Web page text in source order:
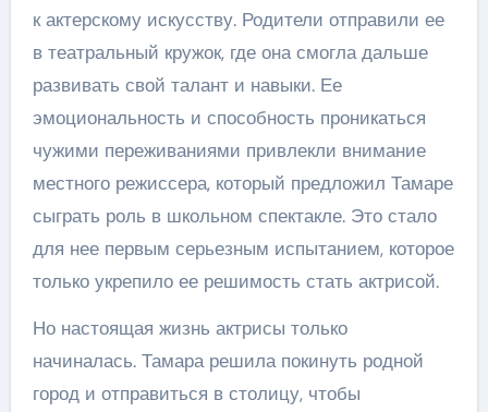
к актерскому искусству. Родители отправили ее
в театральный кружок, где она смогла дальше
развивать свой талант и навыки. Ее
эмоциональность и способность проникаться
чужими переживаниями привлекли внимание
местного режиссера, который предложил Тамаре
сыграть роль в школьном спектакле. Это стало
для нее первым серьезным испытанием, которое
только укрепило ее решимость стать актрисой.
Но настоящая жизнь актрисы только
начиналась. Тамара решила покинуть родной
город и отправиться в столицу, чтобы